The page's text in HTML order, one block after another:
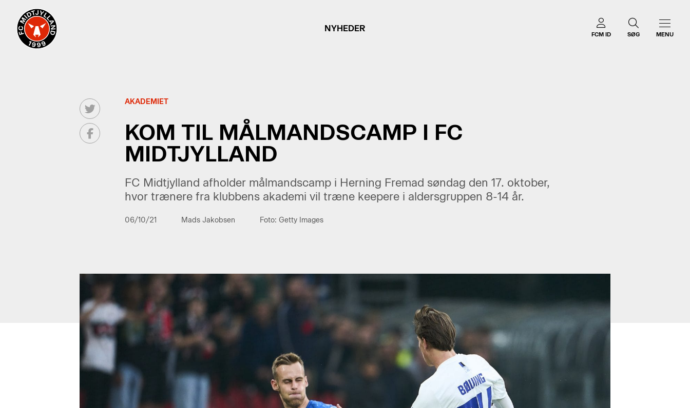
NYHEDER
FCM ID SØG MENU
AKADEMIET
KOM TIL MÅLMANDSCAMP I FC
MIDTJYLLAND
FC Midtjylland afholder målmandscamp i Herning Fremad søndag den 17. oktober,
hvor trænere fra klubbens akademi vil træne keepere i aldersgruppen 8-14 år.
06/10/21 Mads Jakobsen Foto: Getty Images